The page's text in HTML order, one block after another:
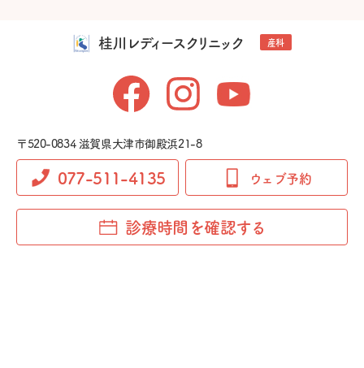
桂川レディースクリニック 産科
〒520-0834 滋賀県大津市御殿浜21-8
077-511-4135 ウェブ予約
診療時間を確認する